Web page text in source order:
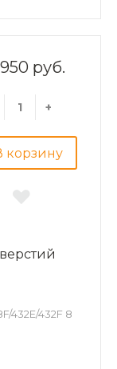
руб.
+
корзину
432E/432F 8